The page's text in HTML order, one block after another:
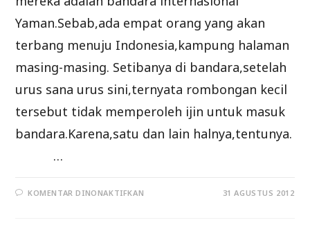
Yaman.Sebab,ada empat orang yang akan
terbang menuju Indonesia,kampung halaman
masing-masing. Setibanya di bandara,setelah
urus sana urus sini,ternyata rombongan kecil
tersebut tidak memperoleh ijin untuk masuk
bandara.Karena,satu dan lain halnya,tentunya.
…
KOMENTAR DINONAKTIFKAN 31 AGUSTUS 2012